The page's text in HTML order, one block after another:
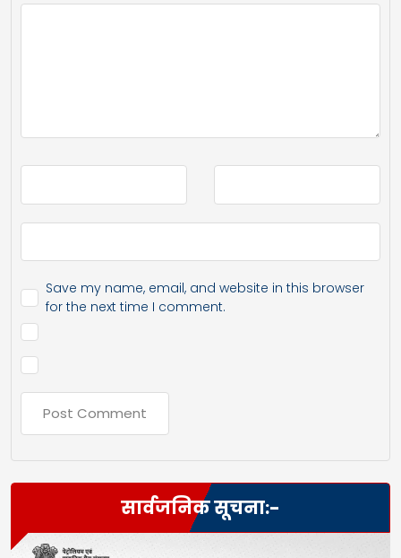
Save my name, email, and website in this browser
for the next time I comment.
सार्वजनिक सूचना:-